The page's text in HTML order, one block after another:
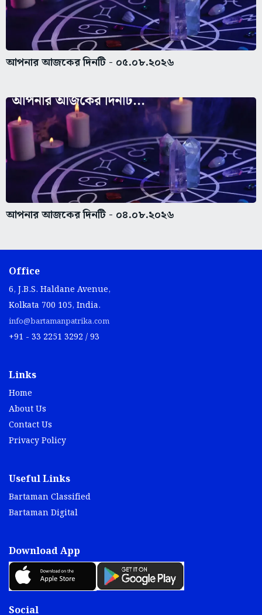
আপনার আজকের দিনটি - ০৫.০৮.২০২৬
আপনার আজকের দিনটি - ০৪.০৮.২০২৬
Office
6, J.B.S. Haldane Avenue,
Kolkata 700 105, India.
info@bartamanpatrika.com
+91 - 33 2251 3292 / 93
Links
Home
About Us
Contact Us
Privacy Policy
Useful Links
Bartaman Classified
Bartaman Digital
Download App
Social